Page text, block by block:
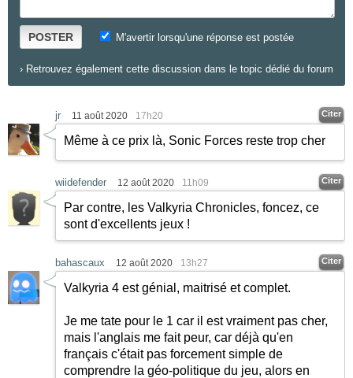
POSTER M'avertir lorsqu'une réponse est postée
› Retrouvez également cette discussion dans le topic dédié du forum
jr 11 août 2020 17h20 Citer
Même à ce prix là, Sonic Forces reste trop cher
wiidefender 12 août 2020 11h09 Citer
Par contre, les Valkyria Chronicles, foncez, ce
sont d'excellents jeux !
bahascaux 12 août 2020 13h27 Citer
Valkyria 4 est génial, maitrisé et complet.
Je me tate pour le 1 car il est vraiment pas cher,
mais l'anglais me fait peur, car déjà qu'en
français c'était pas forcement simple de
comprendre la géo-politique du jeu, alors en